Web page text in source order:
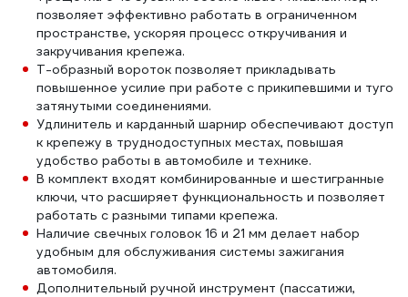
позволяет эффективно работать в ограниченном
пространстве, ускоряя процесс откручивания и
закручивания крепежа.
Т-образный вороток позволяет прикладывать
повышенное усилие при работе с прикипевшими и туго
затянутыми соединениями.
Удлинитель и карданный шарнир обеспечивают доступ
к крепежу в труднодоступных местах, повышая
удобство работы в автомобиле и технике.
В комплект входят комбинированные и шестигранные
ключи, что расширяет функциональность и позволяет
работать с разными типами крепежа.
Наличие свечных головок 16 и 21 мм делает набор
удобным для обслуживания системы зажигания
автомобиля.
Дополнительный ручной инструмент (пассатижи,